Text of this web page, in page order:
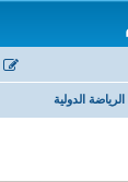
الرياضة الدولية